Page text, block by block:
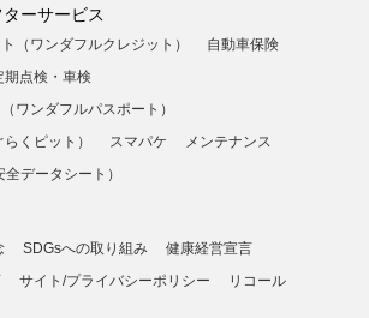
ーサービス
（ワンダフルクレジット）
自動車保険
期点検・車検
ワンダフルパスポート）
くピット）
スマパケ
メンテナンス
データシート）
SDGsへの取り組み
健康経営宣言
サイト/プライバシーポリシー リコール